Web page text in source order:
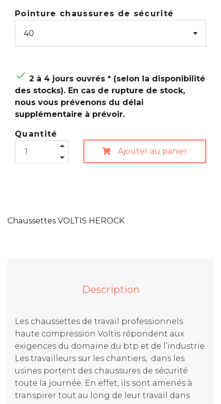
Pointure chaussures de sécurité
 2 à 4 jours ouvrés * (selon la disponibilité
des stocks). En cas de rupture de stock,
nous vous prévenons du délai
supplémentaire à prévoir.
Quantité
Ajouter au panier
Chaussettes VOLTIS HEROCK
Description
Les chaussettes de travail professionnels
haute compression Voltis répondent aux
exigences du domaine du btp et de l’industrie.
Les travailleurs sur les chantiers, dans les
usines portent des chaussures de sécurité
toute la journée. En effet, ils sont amenés à
transpirer tout au long de leur travail dans